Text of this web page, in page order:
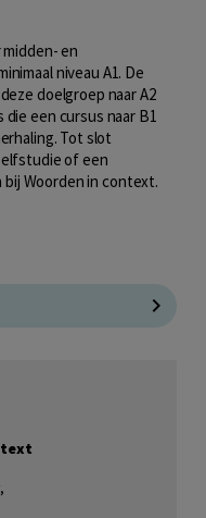
en
niveau A1. De
doelgroep naar A2
een cursus naar B1
Tot slot
of een
Woorden in context.
,